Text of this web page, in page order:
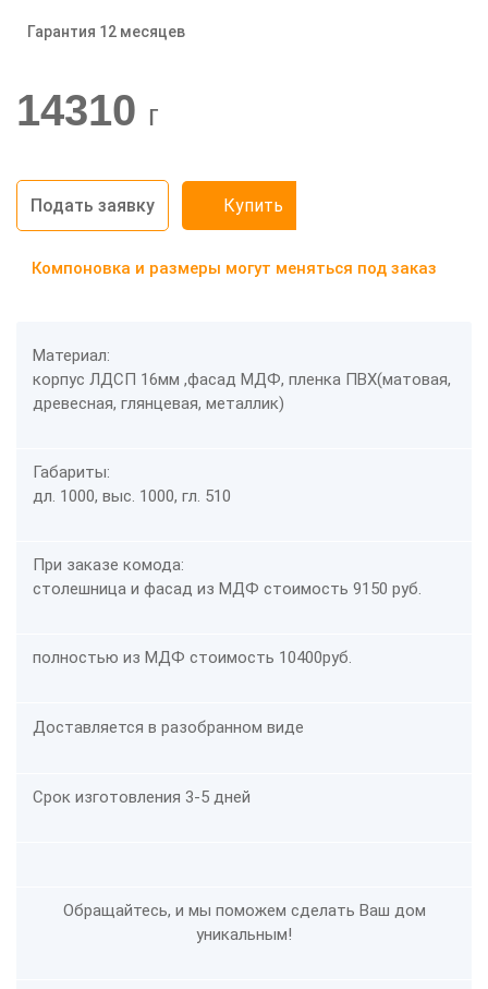
-20%
Гарантия 12 месяцев
14310 г
Подать заявку Купить
Компоновка и размеры могут меняться под заказ
Материал:
корпус ЛДСП 16мм ,фасад МДФ, пленка ПВХ(матовая,
древесная, глянцевая, металлик)
Габариты:
дл. 1000, выс. 1000, гл. 510
При заказе комода:
столешница и фасад из МДФ стоимость 91 50 руб.
полностью из МДФ стоимость 10400руб.
Доставляется в разобранном виде
Срок изготовления 3-5 дней
Обращайтесь, и мы поможем сделать Ваш дом
уникальным!